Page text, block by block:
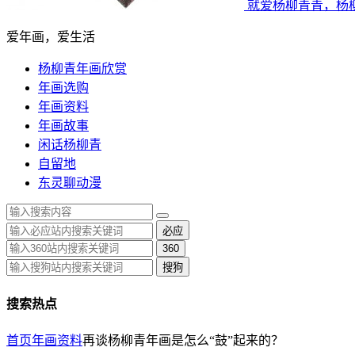
就爱杨柳青青，杨
爱年画，爱生活
杨柳青年画欣赏
年画选购
年画资料
年画故事
闲话杨柳青
自留地
东灵聊动漫
必应
360
搜狗
搜索热点
首页年画资料再谈杨柳青年画是怎么“鼓”起来的？